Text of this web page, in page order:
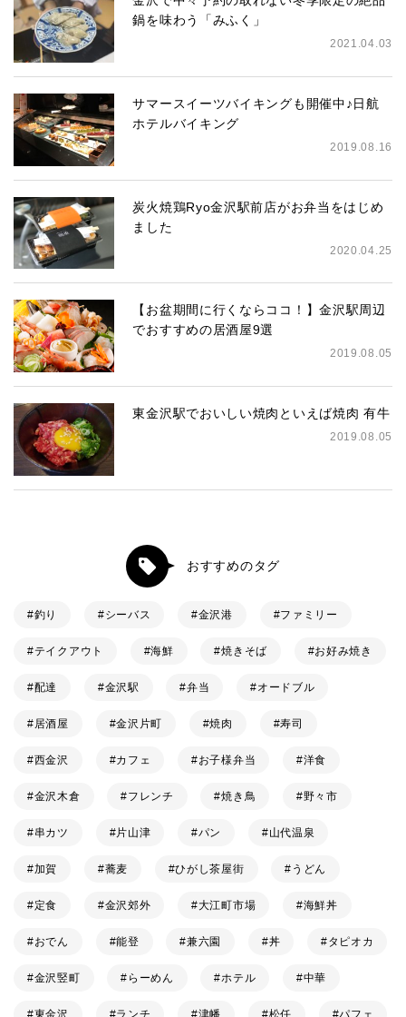
鍋を味わう「みふく」
2021.04.03
サマースイーツバイキングも開催中♪日航
ホテルバイキング
2019.08.16
炭火焼鶏Ryo金沢駅前店がお弁当をはじめ
ました
2020.04.25
【お盆期間に行くならココ！】金沢駅周辺
でおすすめの居酒屋9選
2019.08.05
東金沢駅でおいしい焼肉といえば焼肉 有牛
2019.08.05
おすすめのタグ
釣り シーバス 金沢港 ファミリー
テイクアウト 海鮮 焼きそば お好み焼き
配達 金沢駅 弁当 オードブル
居酒屋 金沢片町 焼肉 寿司
西金沢 カフェ お子様弁当 洋食
金沢木倉 フレンチ 焼き鳥 野々市
串カツ 片山津 パン 山代温泉
加賀 蕎麦 ひがし茶屋街 うどん
定食 金沢郊外 大江町市場 海鮮丼
おでん 能登 兼六園 丼 タピオカ
金沢竪町 らーめん ホテル 中華
東金沢 ランチ 津幡 松任 パフェ